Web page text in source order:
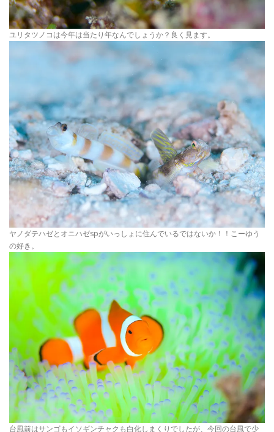
ユリタツノコは今年は当たり年なんでしょうか？良く見ます。
ヤノダテハゼとオニハゼspがいっしょに住んでいるではないか！！こーゆう
の好き。
台風前はサンゴもイソギンチャクも白化しまくりでしたが、今回の台風で少